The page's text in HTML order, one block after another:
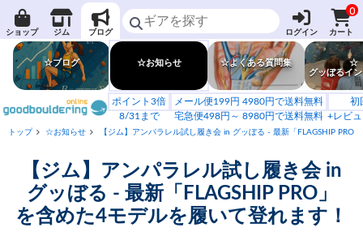
ショップ ジム ブログ ログイン
0
カート
☆ブログ ☆お知らせ ☆よくある質問集
☆
グッぼるイ
ポイント3倍
8/31まで
メール便199円 4980円で送料無料
宅急便498円～ 8980円で送料無料
初
+レビ
トップ ☆お知らせ 【ジム】アンパラレル試し履き会 in グッぼる - 最新「FLAGSHIP PRO
【ジム】アンパラレル試し履き会 in
グッぼる - 最新「FLAGSHIP PRO」
を含めた4モデルを履いて登れます！